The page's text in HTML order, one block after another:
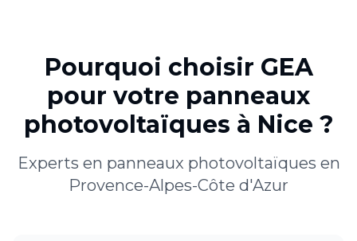
Pourquoi choisir GEA
pour votre panneaux
photovoltaïques à Nice ?
Experts en panneaux photovoltaïques en
Provence-Alpes-Côte d'Azur